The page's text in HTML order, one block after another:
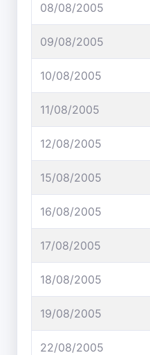
08/08/2005
09/08/2005
10/08/2005
11/08/2005
12/08/2005
15/08/2005
16/08/2005
17/08/2005
18/08/2005
19/08/2005
22/08/2005